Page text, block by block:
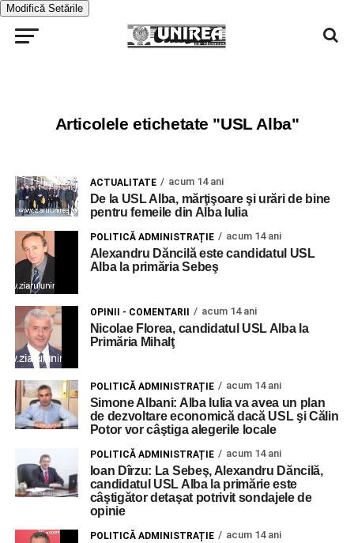
Modifică Setările
Articolele etichetate "USL Alba"
ACTUALITATE acum 14 ani
De la USL Alba, mărţişoare şi urări de bine
pentru femeile din Alba Iulia
POLITICĂ ADMINISTRAȚIE acum 14 ani
Alexandru Dăncilă este candidatul USL
Alba la primăria Sebeş
OPINII - COMENTARII acum 14 ani
Nicolae Florea, candidatul USL Alba la
Primăria Mihalţ
POLITICĂ ADMINISTRAȚIE acum 14 ani
Simone Albani: Alba Iulia va avea un plan
de dezvoltare economică dacă USL şi Călin
Potor vor câştiga alegerile locale
POLITICĂ ADMINISTRAȚIE acum 14 ani
Ioan Dîrzu: La Sebeş, Alexandru Dăncilă,
candidatul USL Alba la primărie este
câştigător detaşat potrivit sondajele de
opinie
POLITICĂ ADMINISTRAȚIE acum 14 ani